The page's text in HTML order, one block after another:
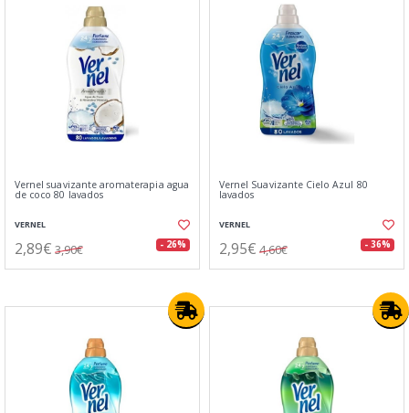
Vernel suavizante aromaterapia agua
de coco 80 lavados
VERNEL
2,89€ 3,90€ - 26%
Vernel Suavizante Cielo Azul 80
lavados
VERNEL
2,95€ 4,60€ - 36%